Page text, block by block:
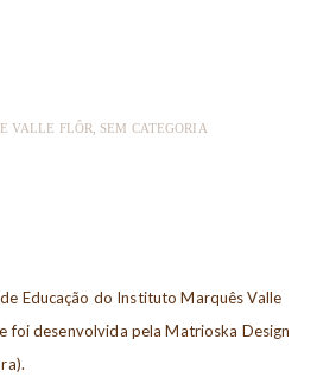
VALLE FLÔR SEM CATEGORIA
Educação do Instituto Marquês Valle
foi desenvolvida pela Matrioska Design